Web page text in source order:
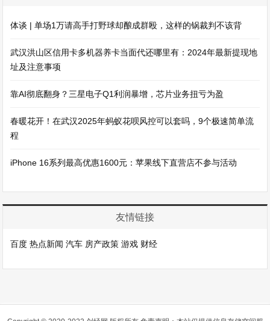
体谈 | 单场1万请高手打野球却酿成群殴，这样的锅裁判不该背
武汉洪山区信用卡多机器养卡当面代还哪里有：2024年最新提现地
址及注意事项
靠AI彻底翻身？三星电子Q1利润暴增，芯片业务扭亏为盈
春暖花开！在武汉2025年蚂蚁花呗风控可以套吗，9个极速简单流
程
iPhone 16系列最高优惠1600元：苹果线下直营店不参与活动
友情链接
百度 热点新闻 汽车 房产政策 游戏 财经